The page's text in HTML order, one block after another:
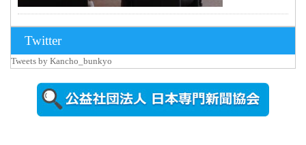
ォトスポッ
ト （8...
Twitter
Tweets by Kancho_bunkyo